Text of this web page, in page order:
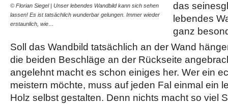
© Florian Siegel | Unser lebendes Wandbild kann sich sehen
lassen! Es ist tatsächlich wunderbar gelungen. Immer wieder
erstaunlich, wie…
das
lebendes
ganz
Soll das Wandbild tatsächlich an der Wand
die beiden Beschläge an der Rückseite
angelehnt macht es schon einiges her. Wer ein
meistern möchte, muss auf jeden Fal einmal ein
Holz selbst gestalten. Denn nichts macht so viel